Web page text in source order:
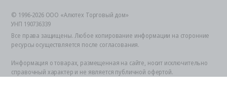
© 1996-2026 ООО «Алютех Торговый дом»
УНП 190736339
Все права защищены. Любое копирование информации на сторонние
ресурсы осуществляется после согласования.
Информация о товарах, размещенная на сайте, носит исключительно
справочный характер и не является публичной офертой.